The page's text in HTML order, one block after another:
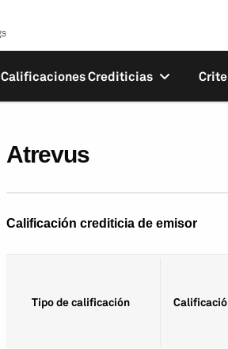
Calificaciones Crediticias
Atrevus
Calificación crediticia de emisor
Tipo de calificación